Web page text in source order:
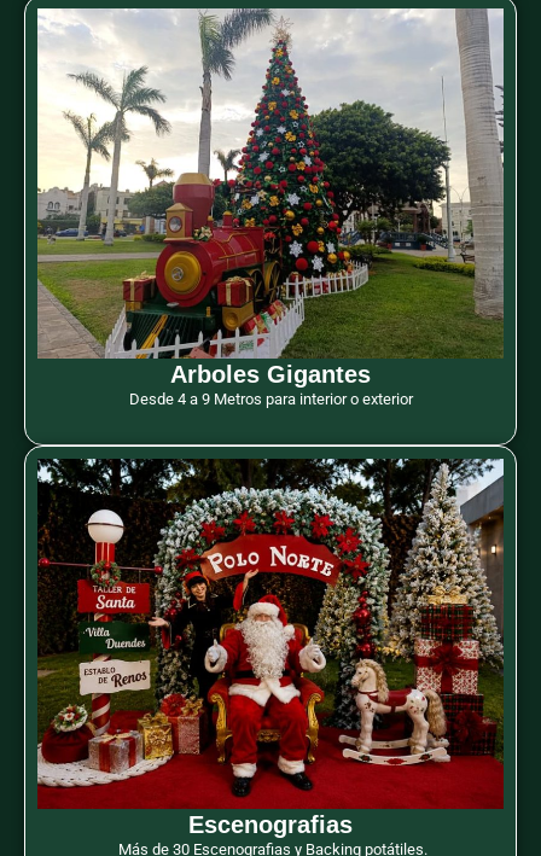
Arboles Gigantes
Desde 4 a 9 Metros para interior o exterior
Escenografias
Más de 30 Escenografias y Backing potátiles.